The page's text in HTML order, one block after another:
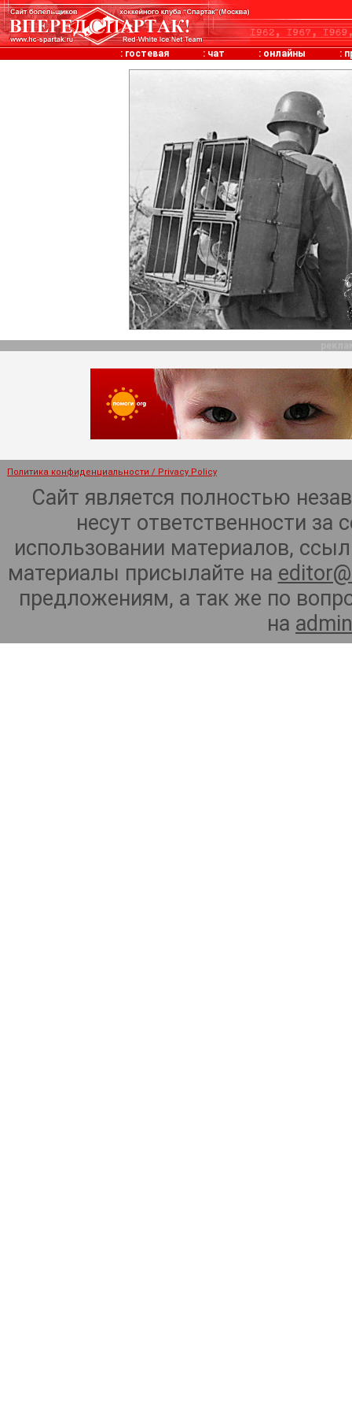
: гостевая : чат : онлайны :
Политика конфиденциальности / Privacy Policy
Сайт является полностью
несут ответственности
использовании материалов,
материалы присылайте на
предложениям, а так же по
на